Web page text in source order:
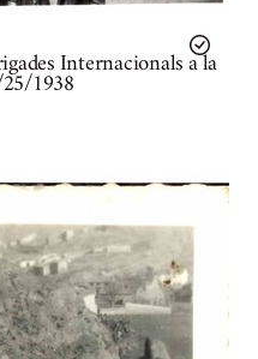
Internacionals a la
1938